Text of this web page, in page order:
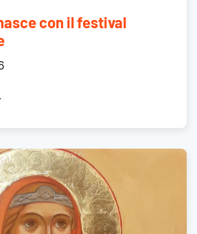
con il festival